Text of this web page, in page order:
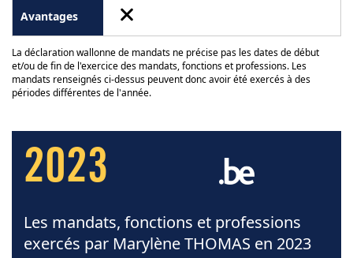
La déclaration wallonne de mandats ne précise pas les dates de début
et/ou de fin de l'exercice des mandats, fonctions et professions. Les
mandats renseignés ci-dessus peuvent donc avoir été exercés à des
périodes différentes de l'année.
2023
Les mandats, fonctions et professions
exercés par Marylène THOMAS en 2023